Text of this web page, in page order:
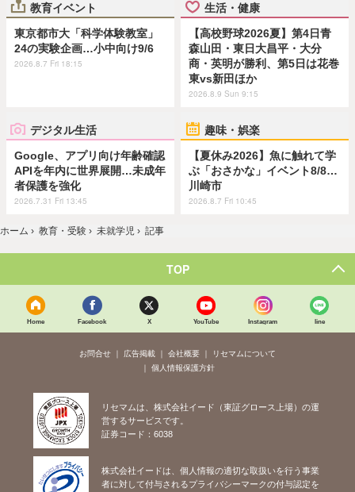
教育イベント
東京都市大「科学体験教室」
24の実験企画…小中向け9/6
2026.8.7 Fri 18:15
生活・健康
【高校野球2026夏】第4日青
森山田・東日大昌平・大分
商・英明が勝利、第5日は花巻
東vs新田ほか
2026.8.9 Sun 9:15
デジタル生活
Google、アプリ向け年齢確認
APIを年内に世界展開…未成年
者保護を強化
2026.7.31 Fri 13:45
趣味・娯楽
【夏休み2026】魚に触れて学
ぶ「おさかな」イベント8/8…
川崎市
2026.8.7 Fri 10:45
ホーム › 教育・受験 › 未就学児 › 記事
TOP
Home Facebook X YouTube Instagram line
お問合せ 広告掲載 会社概要
リセマムについて
個人情報保護方針
リセマムは、株式会社イード（東証グロース上場）の運
営するサービスです。
証券コード：6038
株式会社イードは、個人情報の適切な取扱いを行う事業
者に対して付与されるプライバシーマークの付与認定を